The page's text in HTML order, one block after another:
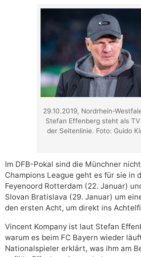
29.10.2019, Nordrhein-
Stefan Effenberg steht als
der Seitenlinie. Foto: Guido
Im DFB-Pokal sind die Münchner
Champions League geht es für sie in
Feyenoord Rotterdam (22. Januar)
Slovan Bratislava (29. Januar) um
den ersten Acht, um direkt ins
Vincent Kompany ist laut Stefan
warum es beim FC Bayern wieder
Nationalspieler erklärt, was ihm am